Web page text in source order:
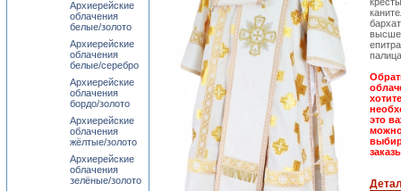
это
Архиерейские
облачения
белые/золото
Архиерейские
облачения
белые/серебро
Архиерейские
облачения
бордо/золото
Архиерейские
облачения
жёлтые/золото
Архиерейские
облачения
зелёные/золото